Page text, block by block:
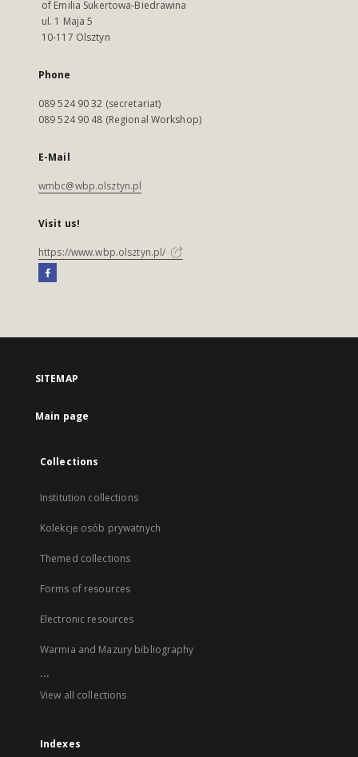
of Emilia Sukertowa-Biedrawina
ul. 1 Maja 5
10-117 Olsztyn
Phone
089 524 90 32 (secretariat)
089 524 90 48 (Regional Workshop)
E-Mail
wmbc@wbp.olsztyn.pl
Visit us!
https://www.wbp.olsztyn.pl/
SITEMAP
Main page
Collections
Institution collections
Kolekcje osób prywatnych
Themed collections
Forms of resources
Electronic resources
Warmia and Mazury bibliography
...
View all collections
Indexes